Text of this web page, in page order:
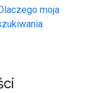
moja